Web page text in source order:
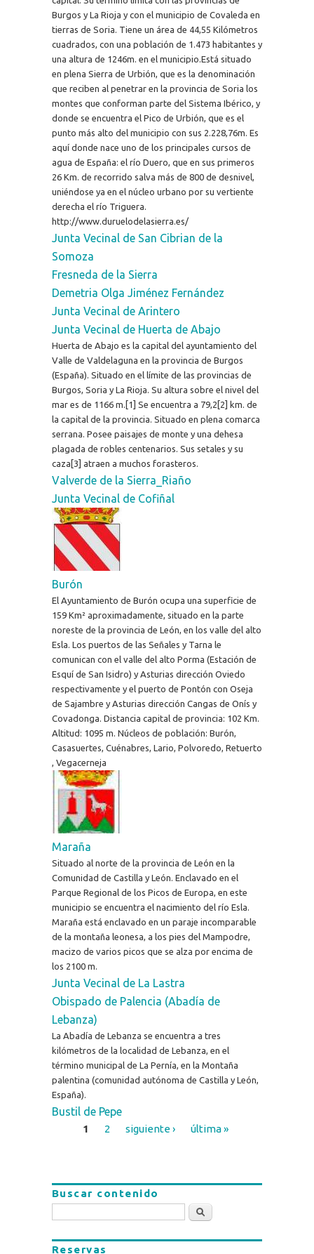
Burgos y La Rioja y con el municipio de Covaleda en
tierras de Soria. Tiene un área de 44,55 Kilómetros
cuadrados, con una población de 1.473 habitantes y
una altura de 1246m. en el municipio.Está situado
en plena Sierra de Urbión, que es la denominación
que reciben al penetrar en la provincia de Soria los
montes que conforman parte del Sistema Ibérico, y
donde se encuentra el Pico de Urbión, que es el
punto más alto del municipio con sus 2.228,76m. Es
aquí donde nace uno de los principales cursos de
agua de España: el río Duero, que en sus primeros
26 Km. de recorrido salva más de 800 de desnivel,
uniéndose ya en el núcleo urbano por su vertiente
derecha el río Triguera.
http://www.duruelodelasierra.es/
Junta Vecinal de San Cibrian de la
Somoza
Fresneda de la Sierra
Demetria Olga Jiménez Fernández
Junta Vecinal de Arintero
Junta Vecinal de Huerta de Abajo
Huerta de Abajo es la capital del ayuntamiento del
Valle de Valdelaguna en la provincia de Burgos
(España). Situado en el límite de las provincias de
Burgos, Soria y La Rioja. Su altura sobre el nivel del
mar es de 1166 m.[1] Se encuentra a 79,2[2] km. de
la capital de la provincia. Situado en plena comarca
serrana. Posee paisajes de monte y una dehesa
plagada de robles centenarios. Sus setales y su
caza[3] atraen a muchos forasteros.
Valverde de la Sierra_Riaño
Junta Vecinal de Cofiñal
Burón
El Ayuntamiento de Burón ocupa una superficie de
159 Km² aproximadamente, situado en la parte
noreste de la provincia de León, en los valle del alto
Esla. Los puertos de las Señales y Tarna le
comunican con el valle del alto Porma (Estación de
Esquí de San Isidro) y Asturias dirección Oviedo
respectivamente y el puerto de Pontón con Oseja
de Sajambre y Asturias dirección Cangas de Onís y
Covadonga. Distancia capital de provincia: 102 Km.
Altitud: 1095 m. Núcleos de población: Burón,
Casasuertes, Cuénabres, Lario, Polvoredo, Retuerto
, Vegacerneja
Maraña
Situado al norte de la provincia de León en la
Comunidad de Castilla y León. Enclavado en el
Parque Regional de los Picos de Europa, en este
municipio se encuentra el nacimiento del río Esla.
Maraña está enclavado en un paraje incomparable
de la montaña leonesa, a los pies del Mampodre,
macizo de varios picos que se alza por encima de
los 2100 m.
Junta Vecinal de La Lastra
Obispado de Palencia (Abadía de
Lebanza)
La Abadía de Lebanza se encuentra a tres
kilómetros de la localidad de Lebanza, en el
término municipal de La Pernía, en la Montaña
palentina (comunidad autónoma de Castilla y León,
España).
Bustil de Pepe
Páginas
1 2 siguiente › última »
Buscar contenido
Buscar
Reservas